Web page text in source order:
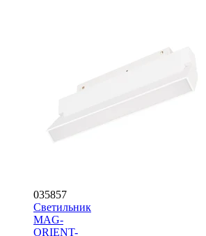
035857
Светильник
MAG-
ORIENT-